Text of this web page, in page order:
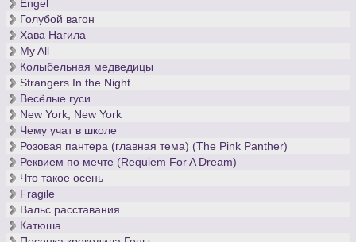
Engel
Голубой вагон
Хава Нагила
My All
Колыбельная медведицы
Strangers In the Night
Весёлые гуси
New York, New York
Чему учат в школе
Розовая пантера (главная тема) (The Pink Panther)
Реквием по мечте (Requiem For A Dream)
Что такое осень
Fragile
Вальс расставания
Катюша